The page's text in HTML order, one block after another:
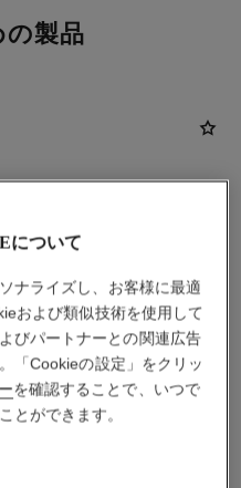
製品
ココ マドモアゼル
について
ナライズし、お客様に最適
および類似技術を使用して
びパートナーとの関連広告
「Cookieの設定」をクリッ
を確認することで、いつで
とができます。